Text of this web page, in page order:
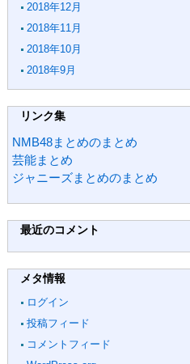
2018年12月
2018年11月
2018年10月
2018年9月
リンク集
NMB48まとめのまとめ
芸能まとめ
ジャニーズまとめのまとめ
最近のコメント
メタ情報
ログイン
投稿フィード
コメントフィード